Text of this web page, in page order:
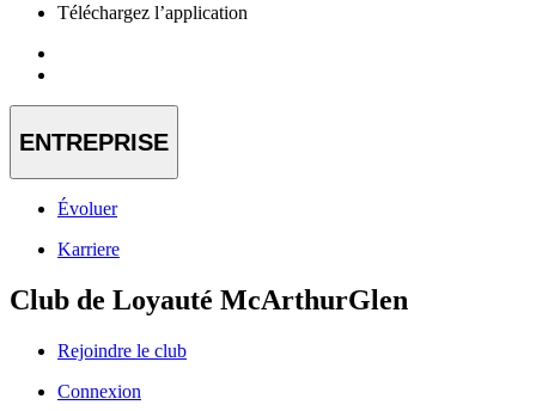
Téléchargez l’application
ENTREPRISE
Évoluer
Karriere
Club de Loyauté McArthurGlen
Rejoindre le club
Connexion